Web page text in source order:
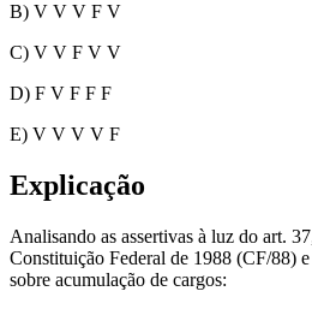
B) V V V F V
C) V V F V V
D) F V F F F
E) V V V V F
Explicação
Analisando as assertivas à luz do art.
Constituição Federal de 1988 (CF/88)
sobre acumulação de cargos: